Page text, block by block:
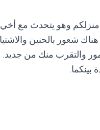
وهو يتحدث مع أخي
شعور بالحنين
والتقرب منك من
بينكما.